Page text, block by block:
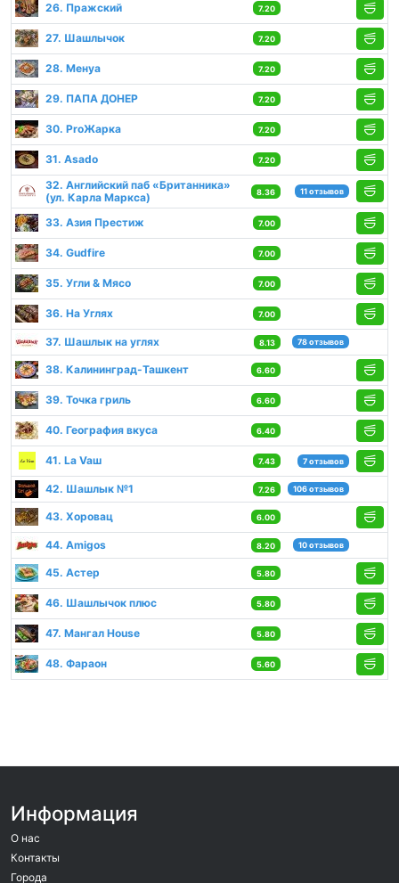
26. Пражский 7.20
27. Шашлычок 7.20
28. Менуа 7.20
29. ПАПА ДОНЕР 7.20
30. ProЖарка 7.20
31. Asado 7.20
32. Английский паб «Британника»
(ул. Карла Маркса)
8.36 11 отзывов
33. Азия Престиж 7.00
34. Gudfire 7.00
35. Угли & Мясо 7.00
36. На Углях 7.00
37. Шашлык на углях 8.13 78 отзывов
38. Калининград-Ташкент 6.60
39. Точка гриль 6.60
40. География вкуса 6.40
41. La Vaш 7.43 7 отзывов
42. Шашлык №1 7.26 106 отзывов
43. Хоровац 6.00
44. Amigos 8.20 10 отзывов
45. Астер 5.80
46. Шашлычок плюс 5.80
47. Мангал House 5.80
48. Фараон 5.60
Информация
О нас
Контакты
Города